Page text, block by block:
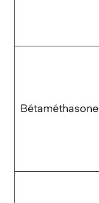
Bétaméthasone